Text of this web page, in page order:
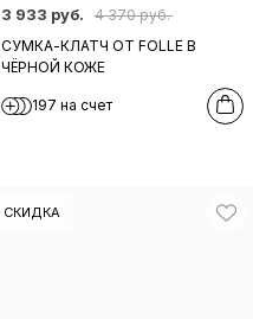
3 933 руб.
4 370 руб.
СУМКА-КЛАТЧ ОТ FOLLE В
ЧЁРНОЙ КОЖЕ
197 на счет
СКИДКА